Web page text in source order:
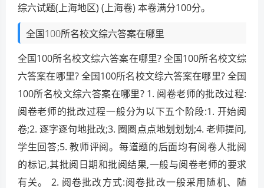
综六试题(上海地区) (上海卷) 本卷满分100分。
全国100所名校文综六答案在哪里
全国100所名校文综六答案在哪里? 全国100所名校文综
六答案在哪里? 全国100所名校文综六答案在哪里? 全国
100所名校文综六答案在哪里? 1. 阅卷老师的批改过程:
阅卷老师的批改过程一般分为以下五个阶段:1. 开始阅
卷;2. 逐字逐句地批改;3. 圈圈点点地划划划;4. 老师提问,
学生回答;5. 教师评阅。每道题的后面均有阅卷人批阅
的标记,其批阅日期和批阅结果,一般与阅卷老师的要求
有关。 2. 阅卷批改方式:阅卷批改一般采用随机、随